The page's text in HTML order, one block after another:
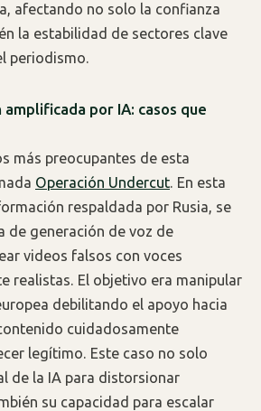
afectando no solo la confianza
la estabilidad de sectores clave
periodismo.
por IA: casos que
más preocupantes de esta
Operación Undercut. En esta
respaldada por Rusia, se
de generación de voz de
videos falsos con voces
realistas. El objetivo era manipular
debilitando el apoyo hacia
cuidadosamente
legítimo. Este caso no solo
de la IA para distorsionar
su capacidad para escalar